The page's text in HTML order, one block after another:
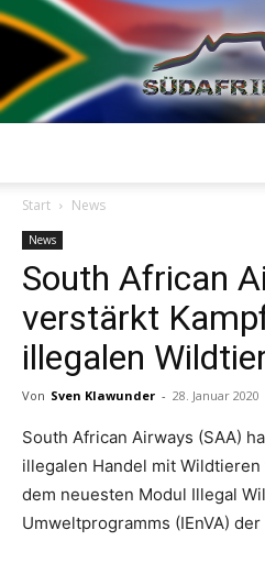
TV
Start News
News
South African
verstärkt
illegalen
Von Sven Klawunder - 28. Januar 2020
South African Airways (SAA)
illegalen Handel mit
dem neuesten Modul Illegal
Umweltprogramms (IEnVA)